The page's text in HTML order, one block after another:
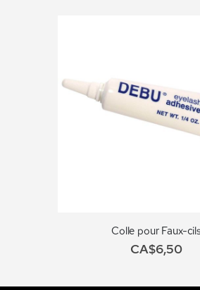
Colle pour Faux-
CA$6,50